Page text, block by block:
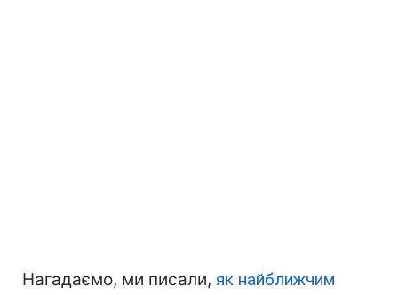
Нагадаємо, ми писали, як найближчим